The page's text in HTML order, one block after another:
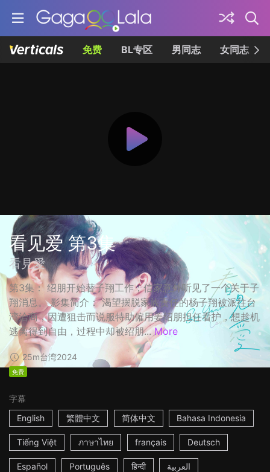
免费 BL专区 男同志 女同志
看见爱 第3集
看見愛
第3集： 绍朋开始替子翔工作；信家意外听见了一个关于子
翔消息。 影集简介： 渴望摆脱家族责任的杨子翔被派往台
湾洽商，因遭狙击而说服特助僱用姜绍朋担任看护，想趁机
逃离得到自由，过程中却被绍朋... More
25m台湾2024
免费
字幕
English
繁體中文 简体中文 Bahasa Indonesia
Tiếng Việt ภาษาไทย français Deutsch
Español Português हिन्दी العربية